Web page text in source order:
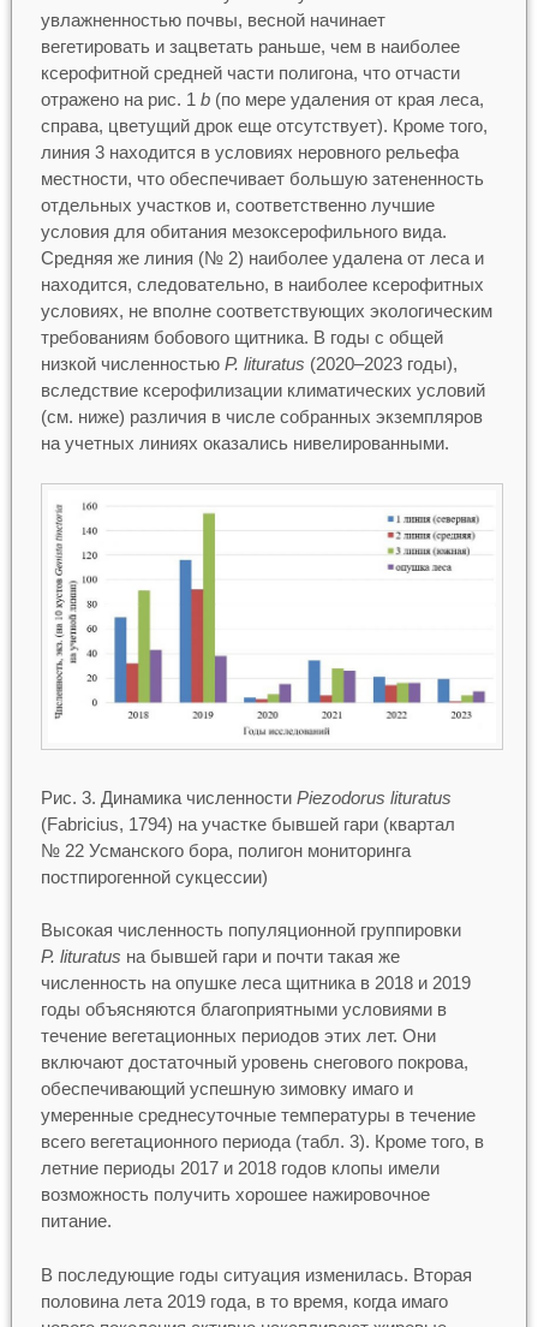
увлажненностью почвы, весной начинает
вегетировать и зацветать раньше, чем в наиболее
ксерофитной средней части полигона, что отчасти
отражено на рис. 1 b(по мере удаления от края леса,
справа, цветущий дрок еще отсутствует). Кроме того,
линия 3 находится в условиях неровного рельефа
местности, что обеспечивает большую затененность
отдельных участков и, соответственно лучшие
условия для обитания мезоксерофильного вида.
Средняя же линия (№ 2) наиболее удалена от леса и
находится, следовательно, в наиболее ксерофитных
условиях, не вполне соответствующих экологическим
требованиям бобового щитника. В годы с общей
низкой численностью P. lituratus (2020–2023 годы),
вследствие ксерофилизации климатических условий
(см. ниже) различия в числе собранных экземпляров
на учетных линиях оказались нивелированными.
Рис. 3. Динамика численности Piezodorus lituratus
(Fabricius, 1794) на участке бывшей гари (квартал
№ 22 Усманского бора, полигон мониторинга
постпирогенной сукцессии)
Высокая численность популяционной группировки
P. lituratus на бывшей гари и почти такая же
численность на опушке леса щитника в 2018 и 2019
годы объясняются благоприятными условиями в
течение вегетационных периодов этих лет. Они
включают достаточный уровень снегового покрова,
обеспечивающий успешную зимовку имаго и
умеренные среднесуточные температуры в течение
всего вегетационного периода (табл. 3). Кроме того, в
летние периоды 2017 и 2018 годов клопы имели
возможность получить хорошее нажировочное
питание.
В последующие годы ситуация изменилась. Вторая
половина лета 2019 года, в то время, когда имаго